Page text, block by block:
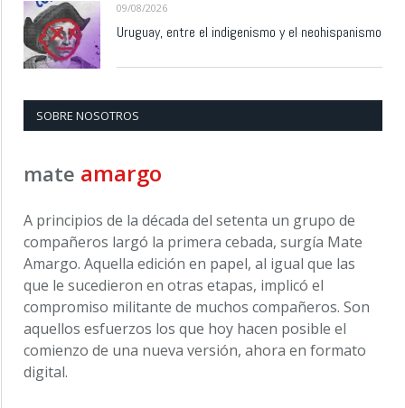
09/08/2026
Uruguay, entre el indigenismo y el neohispanismo
SOBRE NOSOTROS
mate amargo
A principios de la década del setenta un grupo de
compañeros largó la primera cebada, surgía Mate
Amargo. Aquella edición en papel, al igual que las
que le sucedieron en otras etapas, implicó el
compromiso militante de muchos compañeros. Son
aquellos esfuerzos los que hoy hacen posible el
comienzo de una nueva versión, ahora en formato
digital.